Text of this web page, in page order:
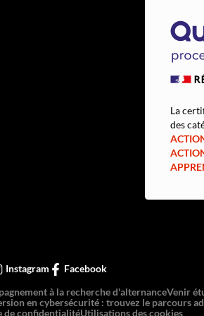
La
des
Instagram
Facebook
à la recherche d'alternanceVenir
en cybersécurité : trouvez le parcours
de confidentialitéUtilisations des cookies